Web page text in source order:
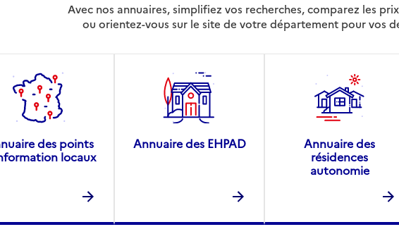
Avec nos annuaires, simplifiez vos recherches, comparez les
ou orientez-vous sur le site de votre département pour vos
des points
locaux
Annuaire des EHPAD
Annuaire des
résidences
autonomie